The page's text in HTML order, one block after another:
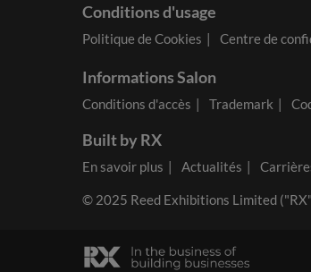
Conditions d'usage
Politique de Cookies Centre de
Informations Salon
Conditions d'accès Trademark
Built by RX
En savoir plus Actualités
© 2025 Reed Exhibitions Limited